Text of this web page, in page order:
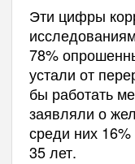
Эти цифры
78%
устали от
бы работать
заявляли о
среди них
35 лет.